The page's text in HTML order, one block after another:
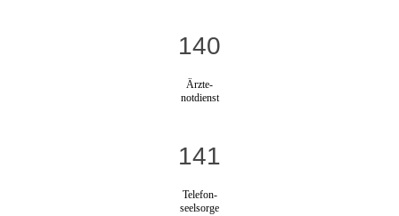
140
Ärzte-
notdienst
141
Telefon-
seelsorge